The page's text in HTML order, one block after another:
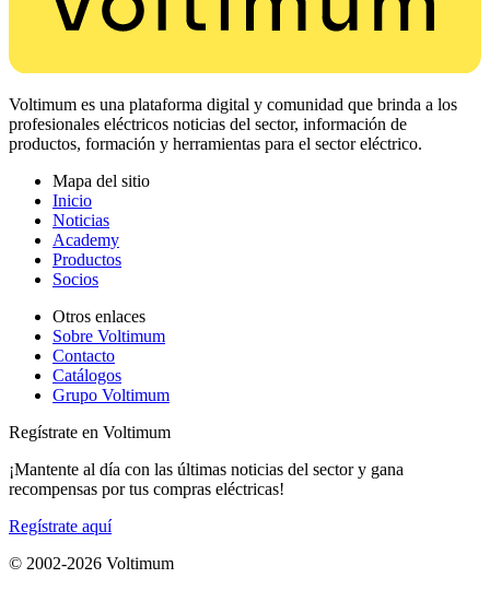
Voltimum es una plataforma digital y comunidad que brinda a los
profesionales eléctricos noticias del sector, información de
productos, formación y herramientas para el sector eléctrico.
Mapa del sitio
Inicio
Noticias
Academy
Productos
Socios
Otros enlaces
Sobre Voltimum
Contacto
Catálogos
Grupo Voltimum
Regístrate en Voltimum
¡Mantente al día con las últimas noticias del sector y gana
recompensas por tus compras eléctricas!
Regístrate aquí
© 2002-2026 Voltimum